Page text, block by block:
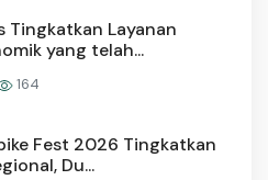
Tingkatkan Layanan
yang telah...
164
Fest 2026 Tingkatkan
Du...